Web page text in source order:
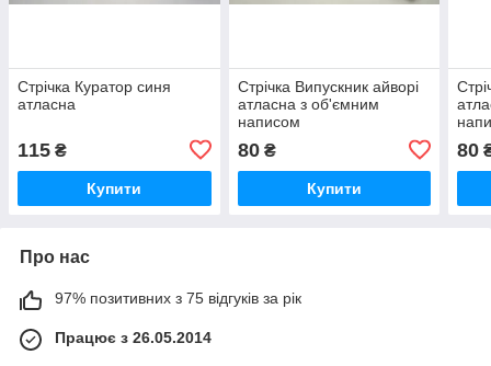
Стрічка Куратор синя
атласна
115 ₴
Купити
Стрічка Випускник айворі
атласна з об'ємним
написом
80₴
Купити
80
Про нас
97% позитивних з 75 відгуків за рік
Працює з 26.05.2014